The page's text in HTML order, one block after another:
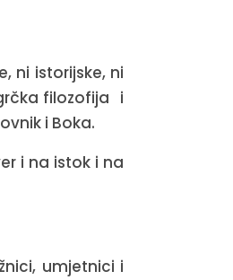
ni istorijske, ni
filozofija i
i Boka.
i na istok i na
umjetnici i